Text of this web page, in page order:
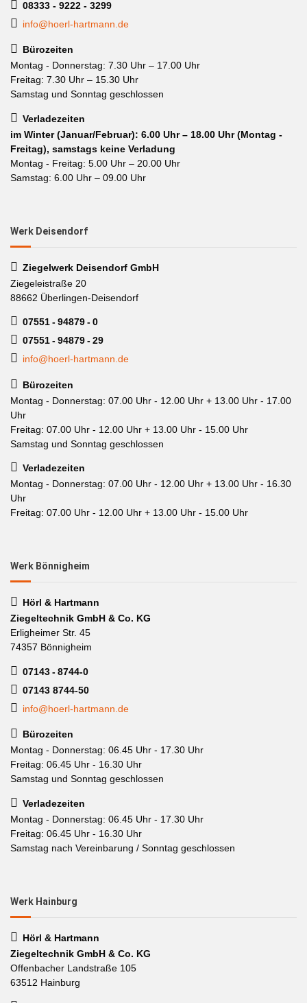
08333 - 9222 - 3299
info@hoerl-hartmann.de
Bürozeiten
Montag - Donnerstag: 7.30 Uhr – 17.00 Uhr
Freitag: 7.30 Uhr – 15.30 Uhr
Samstag und Sonntag geschlossen
Verladezeiten
im Winter (Januar/Februar): 6.00 Uhr – 18.00 Uhr (Montag -
Freitag), samstags keine Verladung
Montag - Freitag: 5.00 Uhr – 20.00 Uhr
Samstag: 6.00 Uhr – 09.00 Uhr
Werk Deisendorf
Ziegelwerk Deisendorf GmbH
Ziegeleistraße 20
88662 Überlingen-Deisendorf
07551 - 94879 - 0
07551 - 94879 - 29
info@hoerl-hartmann.de
Bürozeiten
Montag - Donnerstag: 07.00 Uhr - 12.00 Uhr + 13.00 Uhr - 17.00
Uhr
Freitag: 07.00 Uhr - 12.00 Uhr + 13.00 Uhr - 15.00 Uhr
Samstag und Sonntag geschlossen
Verladezeiten
Montag - Donnerstag: 07.00 Uhr - 12.00 Uhr + 13.00 Uhr - 16.30
Uhr
Freitag: 07.00 Uhr - 12.00 Uhr + 13.00 Uhr - 15.00 Uhr
Werk Bönnigheim
Hörl & Hartmann
Ziegeltechnik GmbH & Co. KG
Erligheimer Str. 45
74357 Bönnigheim
07143 - 8744-0
07143 8744-50
info@hoerl-hartmann.de
Bürozeiten
Montag - Donnerstag: 06.45 Uhr - 17.30 Uhr
Freitag: 06.45 Uhr - 16.30 Uhr
Samstag und Sonntag geschlossen
Verladezeiten
Montag - Donnerstag: 06.45 Uhr - 17.30 Uhr
Freitag: 06.45 Uhr - 16.30 Uhr
Samstag nach Vereinbarung / Sonntag geschlossen
Werk Hainburg
Hörl & Hartmann
Ziegeltechnik GmbH & Co. KG
Offenbacher Landstraße 105
63512 Hainburg